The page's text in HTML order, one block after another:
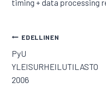
timing + data processing
ARTIKKELIEN
SELAUS
EDELLINEN
PyU
YLEISURHEILUTILASTO
2006